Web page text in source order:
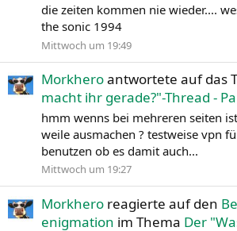
die zeiten kommen nie wieder....
the sonic 1994
Mittwoch um 19:49
Morkheroantwortete auf das
macht ihr gerade?"-Thread -
hmm wenns bei mehreren seiten
weile ausmachen ? testweise vpn
benutzen ob es damit auch...
Mittwoch um 19:27
Morkhero reagierte auf den
enigmation im Thema Der